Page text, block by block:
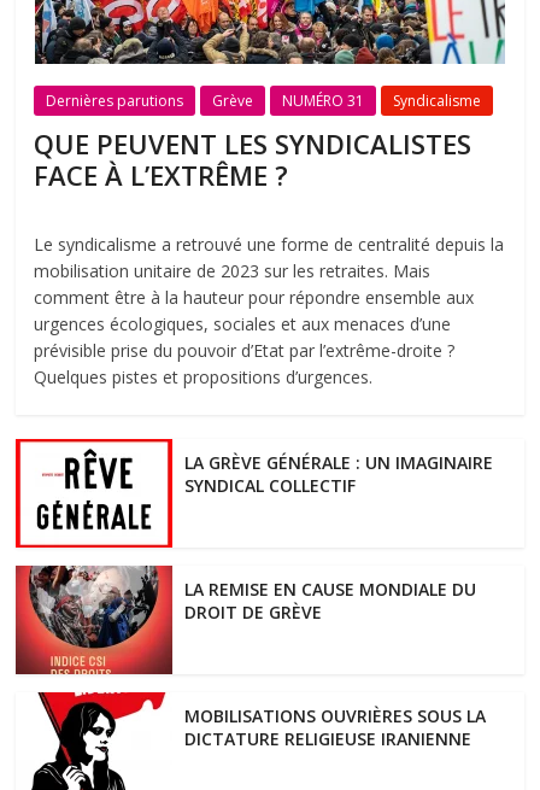
Dernières parutions Grève NUMÉRO 31 Syndicalisme
QUE PEUVENT LES SYNDICALISTES
FACE À L’EXTRÊME ?
Le syndicalisme a retrouvé une forme de centralité depuis la
mobilisation unitaire de 2023 sur les retraites. Mais
comment être à la hauteur pour répondre ensemble aux
urgences écologiques, sociales et aux menaces d’une
prévisible prise du pouvoir d’Etat par l’extrême-droite ?
Quelques pistes et propositions d’urgences.
LA GRÈVE GÉNÉRALE : UN IMAGINAIRE
SYNDICAL COLLECTIF
LA REMISE EN CAUSE MONDIALE DU
DROIT DE GRÈVE
MOBILISATIONS OUVRIÈRES SOUS LA
DICTATURE RELIGIEUSE IRANIENNE